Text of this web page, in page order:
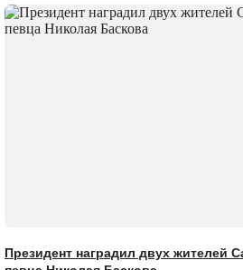
Президент наградил двух жителей